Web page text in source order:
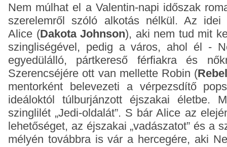
Nem múlhat el a Valentin-napi időszak
szerelemről szóló alkotás nélkül. Az idei
Alice (Dakota Johnson), aki nem tud mit
szingliségével, pedig a város, ahol él -
egyedülálló, pártkereső férfiakra és
Szerencséjére ott van mellette Robin (
mentorként belevezeti a vérpezsdítő
ideáloktól túlburjánzott éjszakai életbe.
szinglilét „Jedi-oldalát”. S bár Alice az
lehetőséget, az éjszakai „vadászatot” és a
mélyén továbbra is vár a hercegére, aki